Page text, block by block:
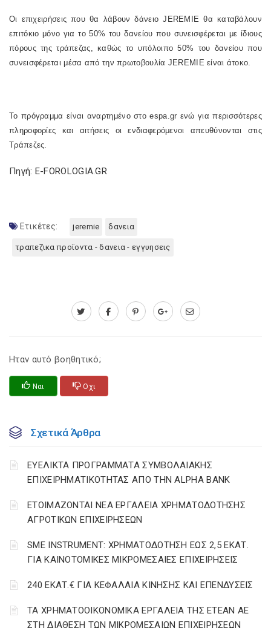
Οι επιχειρήσεις που θα λάβουν δάνειο JEREMIE θα καταβάλουν
επιτόκιο μόνο για το 50% του δανείου που συνεισφέρεται με ίδιους
πόρους της τράπεζας, καθώς το υπόλοιπο 50% του δανείου που
συνεισφέρεται μέσα από την πρωτοβουλία JEREMIE είναι άτοκο.
Το πρόγραμμα είναι αναρτημένο στο espa.gr ενώ για περισσότερες
πληροφορίες και αιτήσεις οι ενδιαφερόμενοι απευθύνονται στις
Τράπεζες.
Πηγή: E-FOROLOGIA.GR
Ετικέτες: jeremie δανεια
τραπεζικα προϊοντα - δανεια - εγγυησεις
Ηταν αυτό βοηθητικό;
Ναι Οχι
Σχετικά Άρθρα
ΕΥΕΛΙΚΤΑ ΠΡΟΓΡΑΜΜΑΤΑ ΣΥΜΒΟΛΑΙΑΚΗΣ
ΕΠΙΧΕΙΡΗΜΑΤΙΚΟΤΗΤΑΣ ΑΠΟ ΤΗΝ ALPHA BANK
ΕΤΟΙΜΑΖΟΝΤΑΙ ΝΕΑ ΕΡΓΑΛΕΙΑ ΧΡΗΜΑΤΟΔΟΤΗΣΗΣ
ΑΓΡΟΤΙΚΩΝ ΕΠΙΧΕΙΡΗΣΕΩΝ
SME INSTRUMENT: ΧΡΗΜΑΤΟΔΟΤΗΣΗ ΕΩΣ 2,5 ΕΚΑΤ.
ΓΙΑ ΚΑΙΝΟΤΟΜΙΚΕΣ ΜΙΚΡΟΜΕΣΑΙΕΣ ΕΠΙΧΕΙΡΗΣΕΙΣ
240 ΕΚΑΤ.€ ΓΙΑ ΚΕΦΑΛΑΙΑ ΚΙΝΗΣΗΣ ΚΑΙ ΕΠΕΝΔΥΣΕΙΣ
ΤΑ ΧΡΗΜΑΤΟΟΙΚΟΝΟΜΙΚΑ ΕΡΓΑΛΕΙΑ ΤΗΣ ΕΤΕΑΝ ΑΕ
ΣΤΗ ΔΙΑΘΕΣΗ ΤΩΝ ΜΙΚΡΟΜΕΣΑΙΩΝ ΕΠΙΧΕΙΡΗΣΕΩΝ